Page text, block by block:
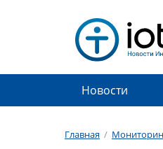
Новости
Главная /